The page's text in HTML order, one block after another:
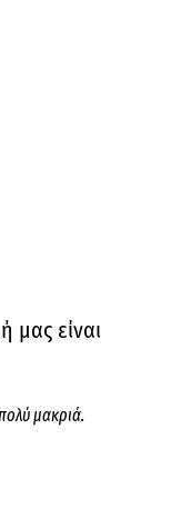
μας είναι
μακριά.